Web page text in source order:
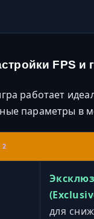
FPS и
работает
параметры в
2
для